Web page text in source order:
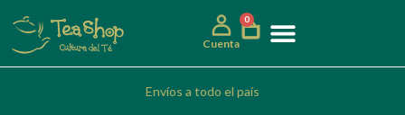
Cuenta
0
Envíos a todo el país